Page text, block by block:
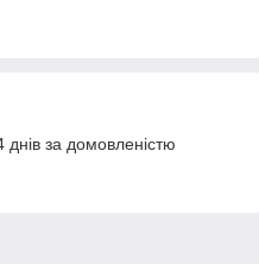
за домовленістю